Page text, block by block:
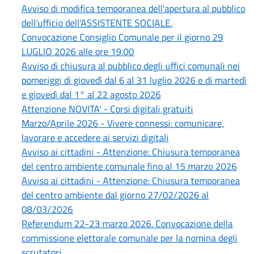
Avviso di modifica temporanea dell'apertura al pubblico
dell'ufficio dell'ASSISTENTE SOCIALE.
Convocazione Consiglio Comunale per il giorno 29
LUGLIO 2026 alle ore 19.00
Avviso di chiusura al pubblico degli uffici comunali nei
pomeriggi di giovedì dal 6 al 31 luglio 2026 e di martedì
e giovedì dal 1° al 22 agosto 2026
Attenzione NOVITA' - Corsi digitali gratuiti
Marzo/Aprile 2026 - Vivere connessi: comunicare,
lavorare e accedere ai servizi digitali
Avviso ai cittadini - Attenzione: Chiusura temporanea
del centro ambiente comunale fino al 15 marzo 2026
Avviso ai cittadini - Attenzione: Chiusura temporanea
del centro ambiente dal giorno 27/02/2026 al
08/03/2026
Referendum 22-23 marzo 2026. Convocazione della
commissione elettorale comunale per la nomina degli